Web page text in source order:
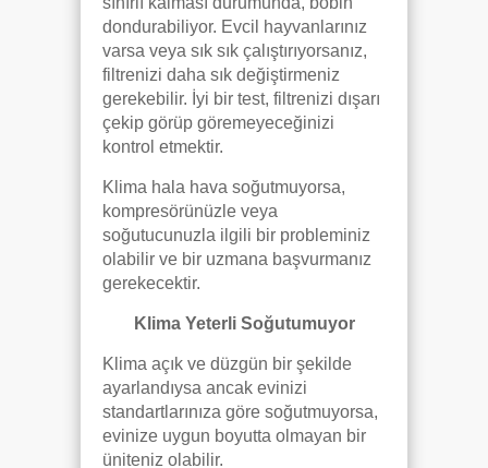
dondurabiliyor. Evcil hayvanlarınız
varsa veya sık sık çalıştırıyorsanız,
filtrenizi daha sık değiştirmeniz
gerekebilir. İyi bir test, filtrenizi dışarı
çekip görüp göremeyeceğinizi
kontrol etmektir.
Klima hala hava soğutmuyorsa,
kompresörünüzle veya
soğutucunuzla ilgili bir probleminiz
olabilir ve bir uzmana başvurmanız
gerekecektir.
Klima Yeterli Soğutumuyor
Klima açık ve düzgün bir şekilde
ayarlandıysa ancak evinizi
standartlarınıza göre soğutmuyorsa,
evinize uygun boyutta olmayan bir
üniteniz olabilir.